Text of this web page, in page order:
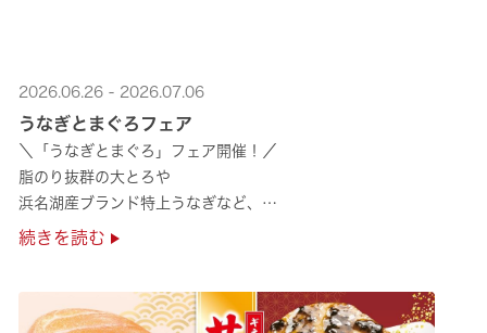
2026.06.26 - 2026.07.06
うなぎとまぐろフェア
＼「うなぎとまぐろ」フェア開催！／
脂のり抜群の大とろや
浜名湖産ブランド特上うなぎなど、
夏のスタミナ補給にぴったりのメニューが勢揃い✨
続きを読む